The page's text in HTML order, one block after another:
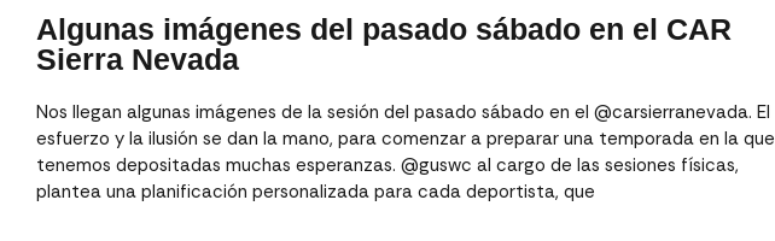
Algunas imágenes del pasado sábado en el CAR
Sierra Nevada
Nos llegan algunas imágenes de la sesión del pasado sábado en el @carsierranevada. El
esfuerzo y la ilusión se dan la mano, para comenzar a preparar una temporada en la que
tenemos depositadas muchas esperanzas. @guswc al cargo de las sesiones físicas,
plantea una planificación personalizada para cada deportista, que